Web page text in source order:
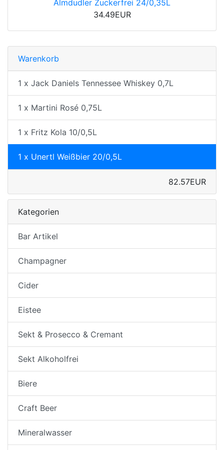
Almdudler Zuckerfrei 24/0,35L
34.49EUR
Warenkorb
1 x Jack Daniels Tennessee Whiskey 0,7L
1 x Martini Rosé 0,75L
1 x Fritz Kola 10/0,5L
1 x Unertl Weißbier 20/0,5L
82.57EUR
Kategorien
Bar Artikel
Champagner
Cider
Eistee
Sekt & Prosecco & Cremant
Sekt Alkoholfrei
Biere
Craft Beer
Mineralwasser